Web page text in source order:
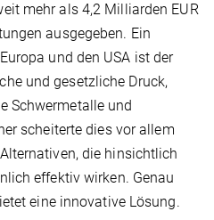
mehr als 4,2 Milliarden EUR
ausgegeben. Ein
und den USA ist der
und gesetzliche Druck,
Schwermetalle und
scheiterte dies vor allem
die hinsichtlich
effektiv wirken. Genau
eine innovative Lösung.